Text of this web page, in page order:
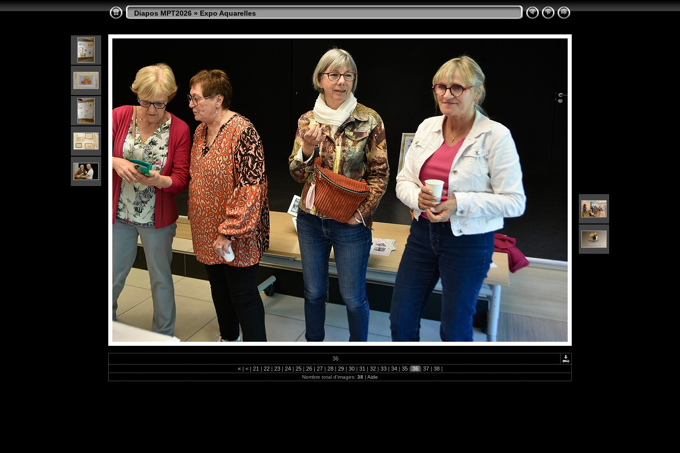
Diapos MPT2026 » Expo Aquarelles
36
« | < | 21 | 22 | 23 | 24 | 25 | 26 | 27 | 28 | 29 | 30 | 31 | 32 | 33 | 34 | 35 | 36 | 37 | 38 |
Nombre total d'images: 38 | Aide